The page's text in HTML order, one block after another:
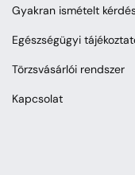
Gyakran ismételt
Egészségügyi
Törzsvásárlói rendszer
Kapcsolat